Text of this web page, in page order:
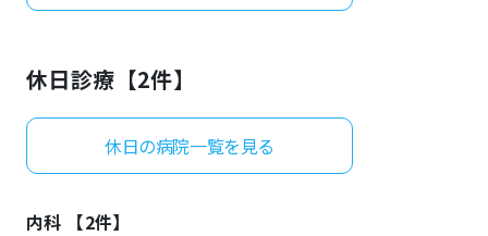
休日診療【2件】
休日の病院一覧を見る
内科 【2件】